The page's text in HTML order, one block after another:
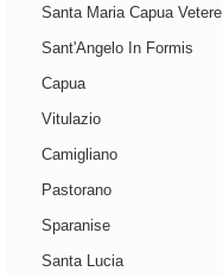
Santa Maria Capua Vetere
Sant'Angelo In Formis
Capua
Vitulazio
Camigliano
Pastorano
Sparanise
Santa Lucia